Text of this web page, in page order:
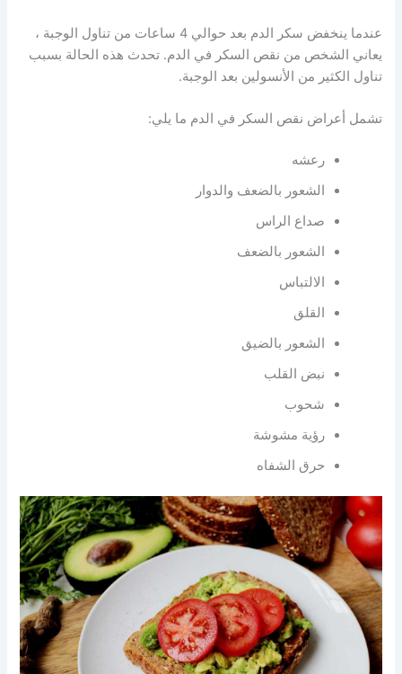
عندما ينخفض ​​سكر الدم بعد حوالي 4 ساعات من تناول الوجبة ،
يعاني الشخص من نقص السكر في الدم. تحدث هذه الحالة بسبب
تناول الكثير من الأنسولين بعد الوجبة.
تشمل أعراض نقص السكر في الدم ما يلي:
رعشه
الشعور بالضعف والدوار
صداع الراس
الشعور بالضعف
الالتباس
القلق
الشعور بالضيق
نبض القلب
شحوب
رؤية مشوشة
حرق الشفاه